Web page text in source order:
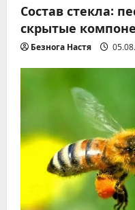
Состав стекла:
скрытые
Безнога Настя